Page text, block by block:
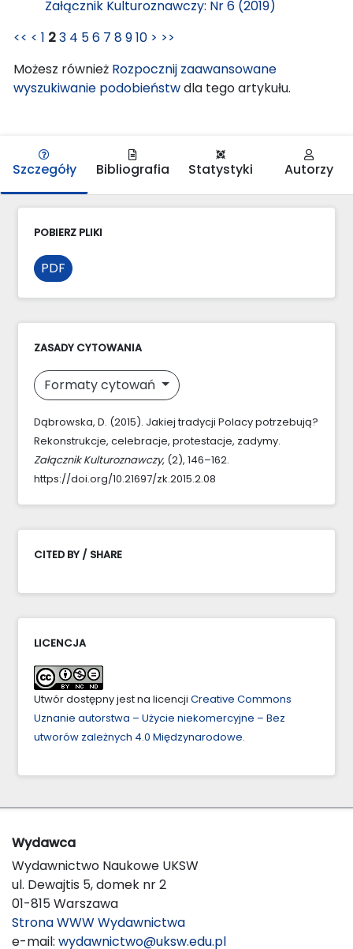
Załącznik Kulturoznawczy: Nr 6 (2019)
<< < 1 23 4 56 7 8910 > >>
Możesz również Rozpocznij zaawansowane
wyszukiwanie podobieństwdla tego artykułu.
Szczegóły Bibliografia Statystyki Autorzy
POBIERZ PLIKI
PDF
ZASADY CYTOWANIA
Formaty cytowań
Dąbrowska, D. (2015). Jakiej tradycji Polacy potrzebują?
Rekonstrukcje, celebracje, protestacje, zadymy.
Załącznik Kulturoznawczy, (2), 146–162.
https://doi.org/10.21697/zk.2015.2.08
CITED BY / SHARE
LICENCJA
Utwór dostępny jest na licencji Creative Commons
Uznanie autorstwa – Użycie niekomercyjne – Bez
utworów zależnych 4.0 Międzynarodowe.
Wydawca
Wydawnictwo Naukowe UKSW
ul. Dewajtis 5, domek nr 2
01-815 Warszawa
Strona WWW Wydawnictwa
e-mail: wydawnictwo@uksw.edu.pl